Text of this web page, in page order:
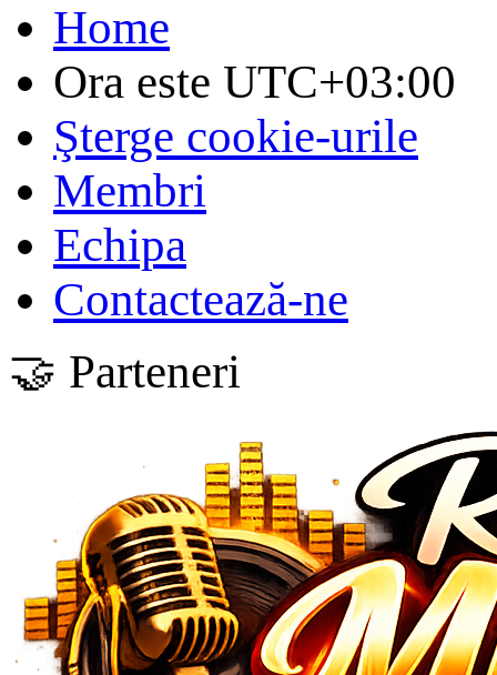
Home
Ora este UTC+03:00
Şterge cookie-urile
Membri
Echipa
Contactează-ne
🤝 Parteneri